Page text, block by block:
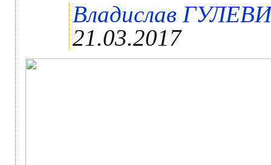
Владислав
21.03.2017